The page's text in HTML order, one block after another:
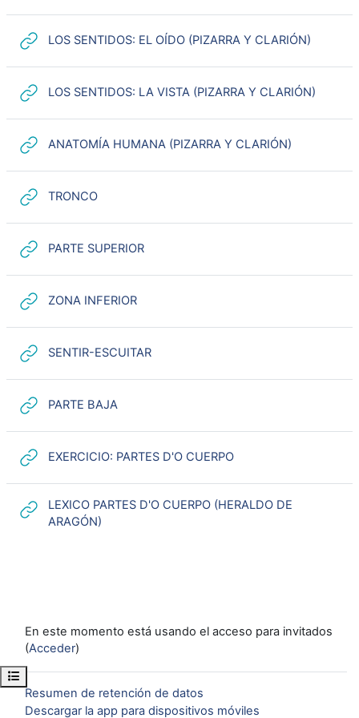
Abrir índice del curso
LOS SENTIDOS: EL OÍDO (PIZARRA Y CLARIÓN)
LOS SENTIDOS: LA VISTA (PIZARRA Y CLARIÓN)
ANATOMÍA HUMANA (PIZARRA Y CLARIÓN)
TRONCOURL
PARTE SUPERIORURL
ZONA INFERIORURL
SENTIR-ESCUITARURL
PARTE BAJA
EXERCICIO: PARTES D'O CUERPOURL
LEXICO PARTES D'O CUERPO (HERALDO DE
ARAGÓN)
En este momento está usando el acceso para invitados
(Acceder)
Resumen de retención de datos
Descargar la app para dispositivos móviles